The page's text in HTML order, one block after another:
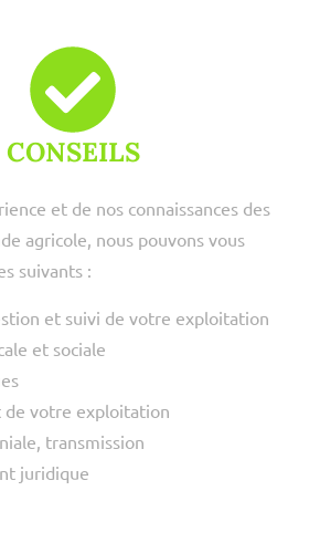
CONSEILS
et de nos connaissances des
agricole, nous pouvons vous
suivants :
et suivi de votre exploitation
et sociale
de votre exploitation
transmission
juridique